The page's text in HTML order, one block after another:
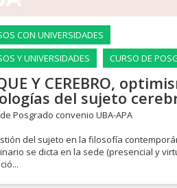
CON UNIVERSIDADES
Y UNIVERSIDADES
CURSO DE
Y CEREBRO,
del sujeto
Posgrado convenio UBA-APA
del sujeto en la filosofía
se dicta en la sede (presencial y